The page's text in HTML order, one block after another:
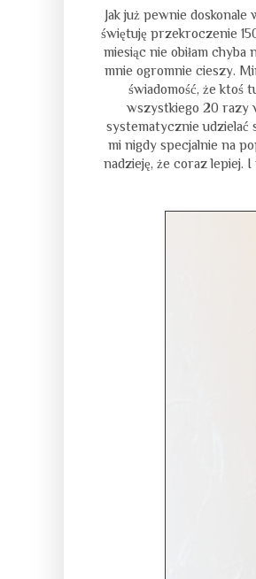
Jak już pewnie
świętuję przekroczenie
miesiąc nie obiłam
mnie ogromnie cieszy.
świadomość, że ktoś
wszystkiego 20 razy
systematycznie udzielać
mi nigdy specjalnie na
nadzieję, że coraz lepiej.